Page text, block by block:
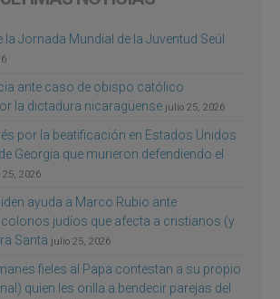
Jornada Mundial de la Juventud Seúl
ante caso de obispo católico
la dictadura nicaragüense julio 25, 2026
por la beatificación en Estados Unidos
Georgia que murieron defendiendo el
25, 2026
ayuda a Marco Rubio ante
judíos que afecta a cristianos (y
Santa julio 25, 2026
fieles al Papa contestan a su propio
quien les orilla a bendecir parejas del